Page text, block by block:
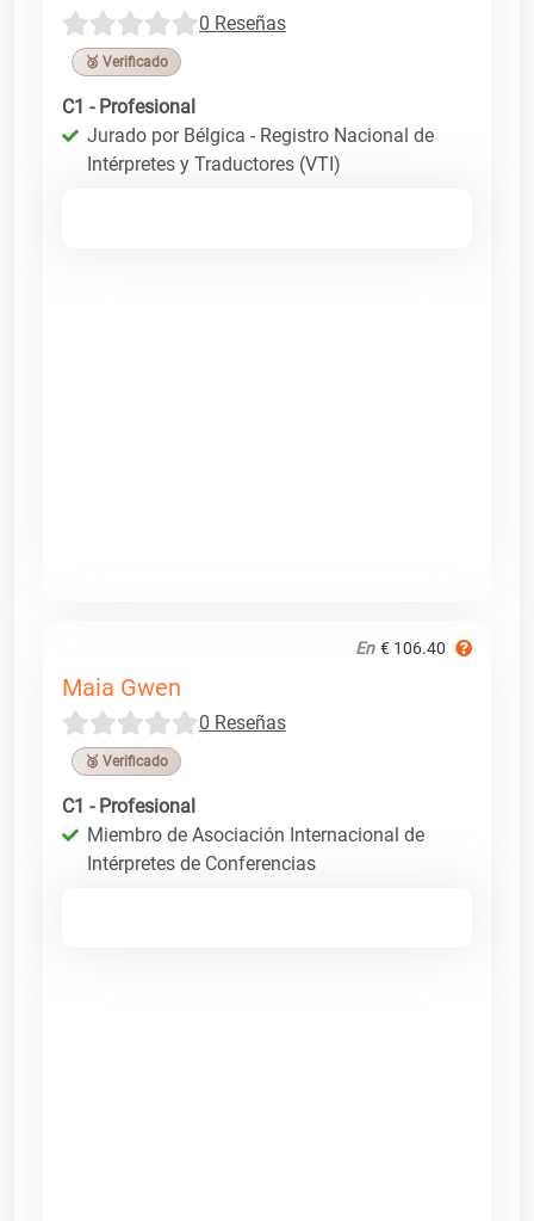
0 Reseñas
🥉 Verificado
C1 - Profesional
Jurado por Bélgica - Registro Nacional de
Intérpretes y Traductores (VTI)
En € 106.40
Maia Gwen
0 Reseñas
🥉 Verificado
C1 - Profesional
Miembro de Asociación Internacional de
Intérpretes de Conferencias